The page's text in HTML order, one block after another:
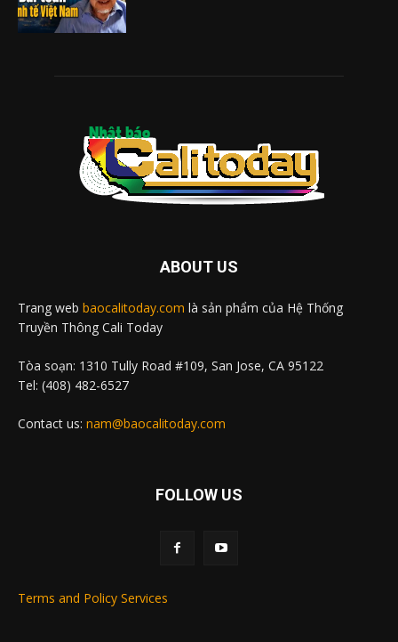
ABOUT US
Trang web baocalitoday.com là sản phẩm của Hệ Thống
Truyền Thông Cali Today
Tòa soạn: 1310 Tully Road #109, San Jose, CA 95122
Tel: (408) 482-6527
Contact us: nam@baocalitoday.com
FOLLOW US
Terms and Policy Services